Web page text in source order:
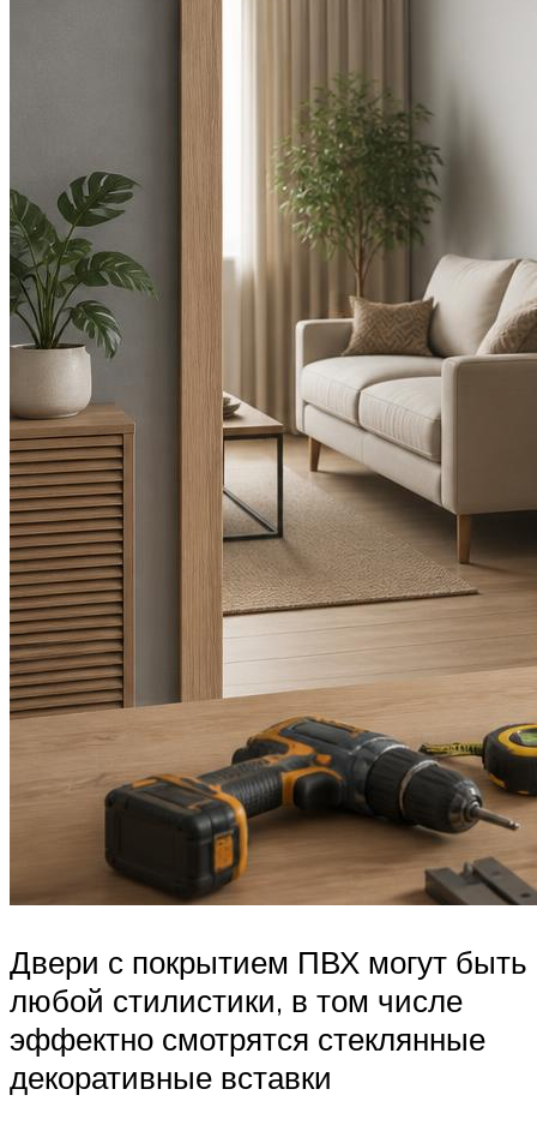
Двери с покрытием ПВХ могут быть
любой стилистики, в том числе
эффектно смотрятся стеклянные
декоративные вставки